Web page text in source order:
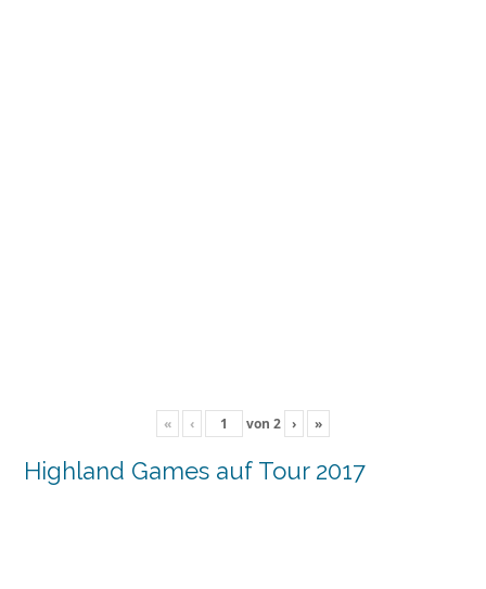
« ‹ von 2 › »
Highland Games auf Tour 2017